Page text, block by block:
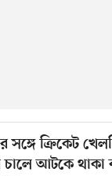
সঙ্গে ক্রিকেট
চালে আটকে